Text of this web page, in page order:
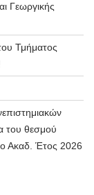
Γεωργικής
Τμήματος
του θεσμού
Ακαδ. Έτος 2026